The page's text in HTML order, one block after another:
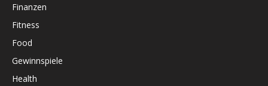
Finanzen
Fitness
Food
Gewinnspiele
Health